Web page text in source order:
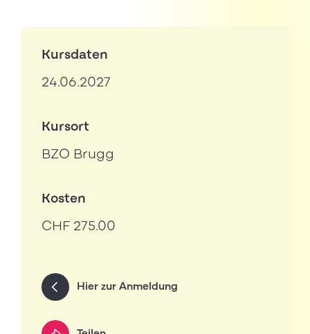
Kursdaten
24.06.2027
Kursort
BZO Brugg
Kosten
CHF 275.00
Hier zur Anmeldung